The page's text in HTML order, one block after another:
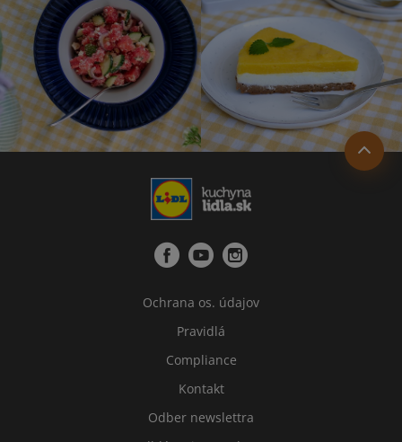
Ochrana os. údajov
Pravidlá
Compliance
Kontakt
Odber newslettra